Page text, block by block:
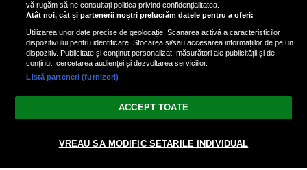
vă rugăm să ne consultați politica privind confidențialitatea.
Atât noi, cât și partenerii noștri prelucrăm datele pentru a oferi:
Utilizarea unor date precise de geolocație. Scanarea activă a caracteristicilor
dispozitivului pentru identificare. Stocarea și/sau accesarea informațiilor de pe un
dispozitiv. Publicitate și conținut personalizat, măsurători ale publicității și de
conținut, cercetarea audienței și dezvoltarea serviciilor.
Listă parteneri (furnizori)
ACCEPT TOATE
VREAU SA MODIFIC SETARILE INDIVIDUAL